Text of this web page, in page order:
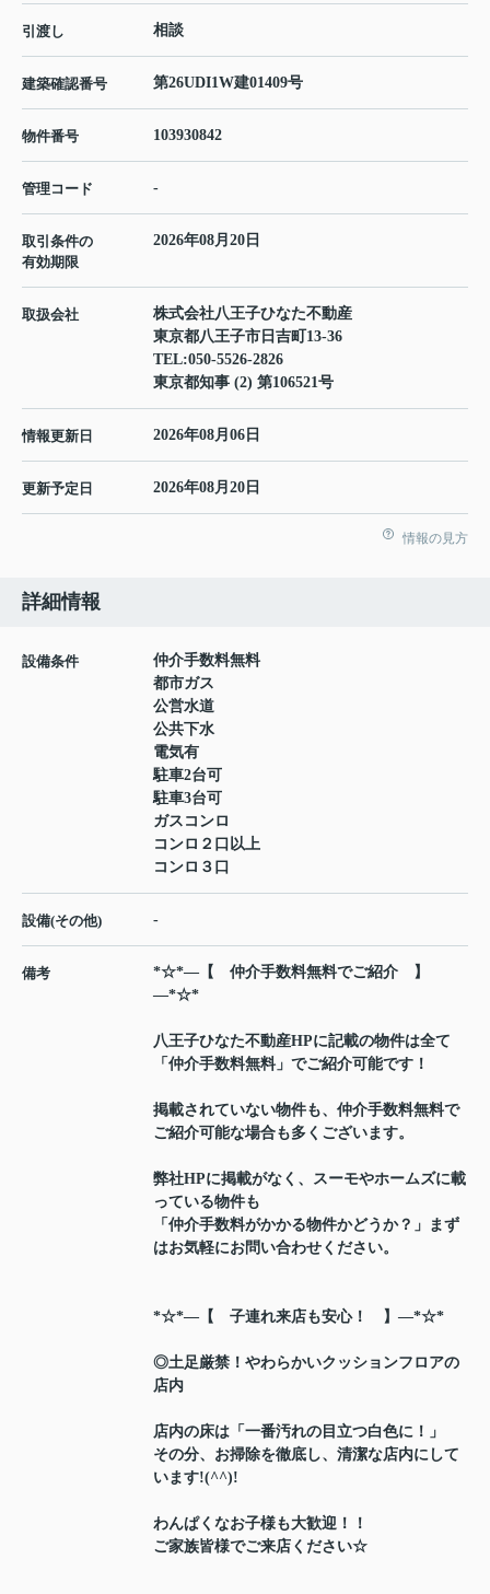
引渡し 相談
建築確認番号 第26UDI1W建01409号
物件番号 103930842
管理コード -
取引条件の
有効期限
2026年08月20日
取扱会社
株式会社八王子ひなた不動産
東京都八王子市日吉町13-36
TEL:050-5526-2826
東京都知事 (2) 第106521号
情報更新日 2026年08月06日
更新予定日 2026年08月20日
情報の見方
詳細情報
設備条件
仲介手数料無料
都市ガス
公営水道
公共下水
電気有
駐車2台可
駐車3台可
ガスコンロ
コンロ２口以上
コンロ３口
設備(その他) -
備考
*☆*―【 仲介手数料無料でご紹介 】
―*☆*
八王子ひなた不動産HPに記載の物件は全て
「仲介手数料無料」でご紹介可能です！
掲載されていない物件も、仲介手数料無料で
ご紹介可能な場合も多くございます。
弊社HPに掲載がなく、スーモやホームズに載
っている物件も
「仲介手数料がかかる物件かどうか？」まず
はお気軽にお問い合わせください。
*☆*―【 子連れ来店も安心！ 】―*☆*
◎土足厳禁！やわらかいクッションフロアの
店内
店内の床は「一番汚れの目立つ白色に！」
その分、お掃除を徹底し、清潔な店内にして
います!(^^)!
わんぱくなお子様も大歓迎！！
ご家族皆様でご来店ください☆